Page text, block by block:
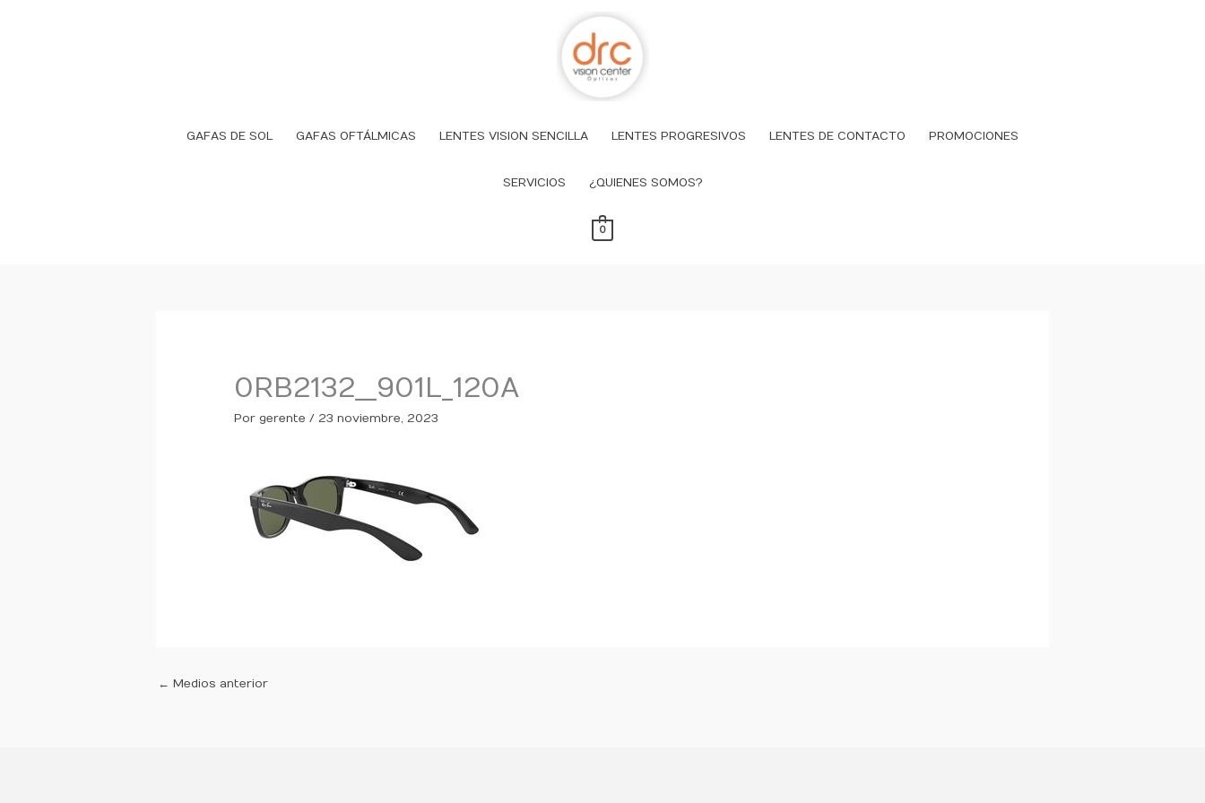
GAFAS DE SOL GAFAS OFTÁLMICAS LENTES VISION SENCILLA LENTES PROGRESIVOS LENTES DE CONTACTO PROMOCIONES
SERVICIOS ¿QUIENES SOMOS?
0
0RB2132__901L_120A
Por gerente / 23 noviembre, 2023
← Medios anterior